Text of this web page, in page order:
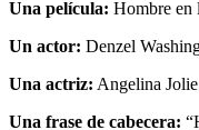
Una película: Hombre en
Un actor: Denzel
Una actriz: Angelina
Una frase de cabecera: